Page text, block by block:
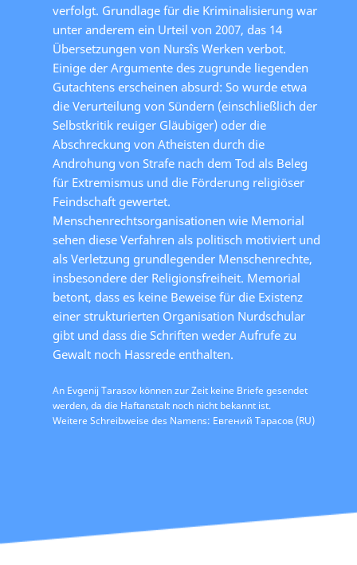
verfolgt. Grundlage für die Kriminalisierung war
unter anderem ein Urteil von 2007, das 14
Übersetzungen von Nursîs Werken verbot.
Einige der Argumente des zugrunde liegenden
Gutachtens erscheinen absurd: So wurde etwa
die Verurteilung von Sündern (einschließlich der
Selbstkritik reuiger Gläubiger) oder die
Abschreckung von Atheisten durch die
Androhung von Strafe nach dem Tod als Beleg
für Extremismus und die Förderung religiöser
Feindschaft gewertet.
Menschenrechtsorganisationen wie Memorial
sehen diese Verfahren als politisch motiviert und
als Verletzung grundlegender Menschenrechte,
insbesondere der Religionsfreiheit. Memorial
betont, dass es keine Beweise für die Existenz
einer strukturierten Organisation Nurdschular
gibt und dass die Schriften weder Aufrufe zu
Gewalt noch Hassrede enthalten.
An Evgenij Tarasov können zur Zeit keine Briefe gesendet
werden, da die Haftanstalt noch nicht bekannt ist.
Weitere Schreibweise des Namens: Евгений Тарасов (RU)